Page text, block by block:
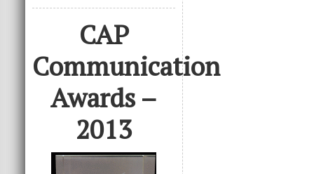
CAP
Communication
Awards –
2013